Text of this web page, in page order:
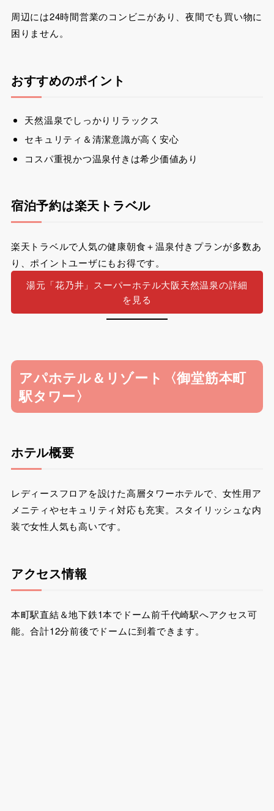
周辺には24時間営業のコンビニがあり、夜間でも買い物に
困りません。
おすすめのポイント
天然温泉でしっかりリラックス
セキュリティ＆清潔意識が高く安心
コスパ重視かつ温泉付きは希少価値あり
宿泊予約は楽天トラベル
楽天トラベルで人気の健康朝食＋温泉付きプランが多数あ
り、ポイントユーザにもお得です。
湯元「花乃井」スーパーホテル大阪天然温泉の詳細
を見る
アパホテル＆リゾート〈御堂筋本町
駅タワー〉
ホテル概要
レディースフロアを設けた高層タワーホテルで、女性用ア
メニティやセキュリティ対応も充実。スタイリッシュな内
装で女性人気も高いです。
アクセス情報
本町駅直結＆地下鉄1本でドーム前千代崎駅へアクセス可
能。合計12分前後でドームに到着できます。